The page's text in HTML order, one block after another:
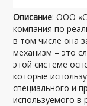
Описание: ООО
компания по
в том числе она
механизм – это
этой системе
которые
специального и
используемого в